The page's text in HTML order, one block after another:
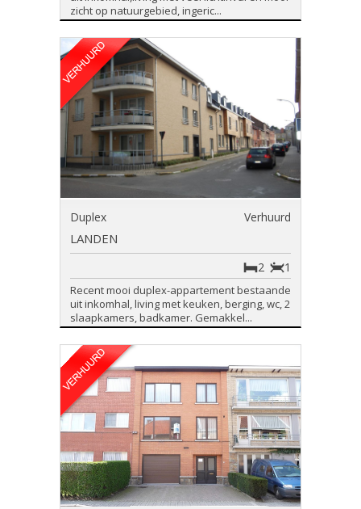
zicht op natuurgebied, ingeric...
Duplex Verhuurd
LANDEN
1
2
Recent mooi duplex-appartement bestaande
uit inkomhal, living met keuken, berging, wc, 2
slaapkamers, badkamer. Gemakkel...